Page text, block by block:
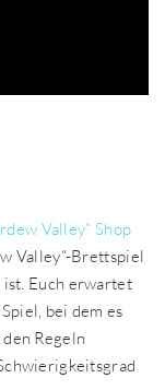
Valley“ Shop
Valley“-Brettspiel
ist. Euch erwartet
bei dem es
Regeln